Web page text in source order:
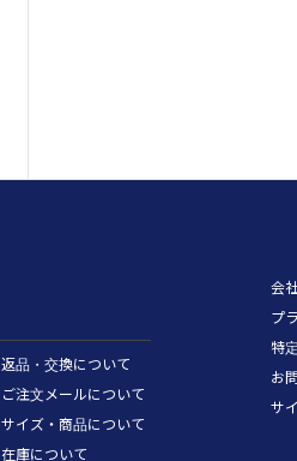
返品・交換について
ご注文メールについて
サイズ・商品について
在庫について
会
プ
特
お
サ